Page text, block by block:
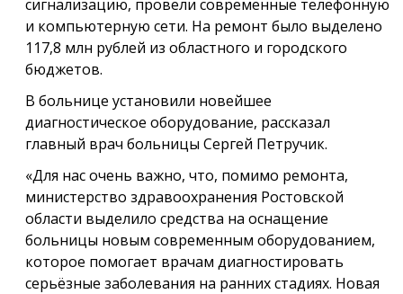
сигнализацию, провели современные телефонную
и компьютерную сети. На ремонт было выделено
117,8 млн рублей из областного и городского
бюджетов.
В больнице установили новейшее
диагностическое оборудование, рассказал
главный врач больницы Сергей Петручик.
«Для нас очень важно, что, помимо ремонта,
министерство здравоохранения Ростовской
области выделило средства на оснащение
больницы новым современным оборудованием,
которое помогает врачам диагностировать
серьёзные заболевания на ранних стадиях. Новая